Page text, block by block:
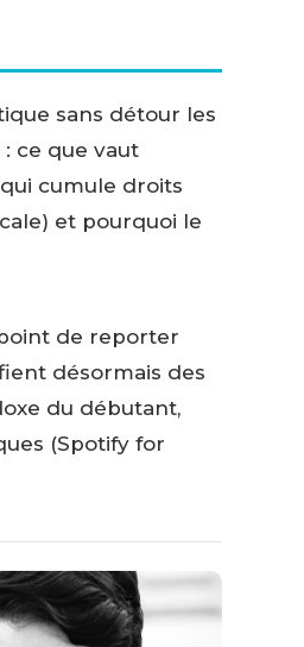
sans détour les
ce que vaut
cumule droits
et pourquoi le
de reporter
désormais des
du débutant,
(Spotify for